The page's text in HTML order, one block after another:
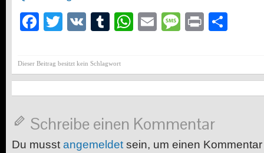
Facebook
Twitter
VK Tumblr
WhatsApp
EmailMessage
Print
Dieser Beitrag besitzt kein Schlagwort
Schreibe einen Kommentar
Du musst angemeldet sein, um einen